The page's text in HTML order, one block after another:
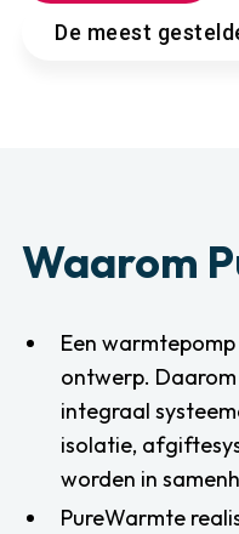
Doe de scan
De meest
Waarom
Een
ontwerp.
integraal
isolatie,
worden in
PureWarmte